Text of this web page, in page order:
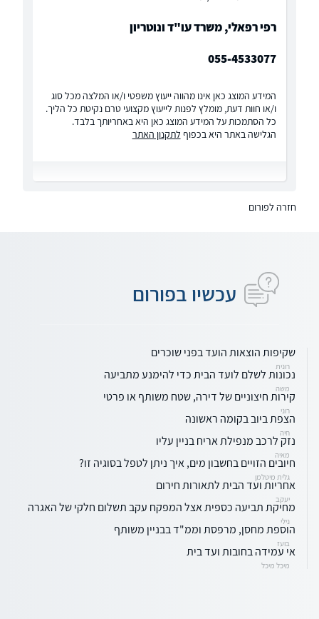
רפי רפאלי, משרד עו"ד ונוטריון
055-4533077
המידע המוצג כאן אינו מהווה ייעוץ משפטי ו/או המלצה מכל סוג
ו/או חוות דעת, מומלץ לפנות לייעוץ מקצועי טרם נקיטת כל הליך.
כל הסתמכות על המידע המוצג כאן היא באחריותך בלבד.
הגלישה באתר היא בכפוף לתקנון האתר
חזרה לפורום
עכשיו בפורום
שקיפות הוצאות הועד בפני שוכרים
רונית
נכונות לשלם לועד הבית כדי להימנע מתביעה
משה
קירות חיצוניים של דירה, שטח משותף או פרטי
רוני
הצפת ביוב בקומה ראשונה
חיה
נזק לרכב מנפילת אריח בניין עליו
מאיה
חיובים הזויים בחשבון מים, איך ניתן לטפל בסוגיה זו?
גלית מיטלמן
אחריות ועד הבית לתאורות חירום
יעקב
מחיקת תביעה כספית אצל המפקח עקב תשלום חלקי של האגרה
נילי
הוספת מחסן, מרפסת וממ"ד בבניין משותף
בועז
אי עמידה בחובות ועד בית
מיכל מיכל